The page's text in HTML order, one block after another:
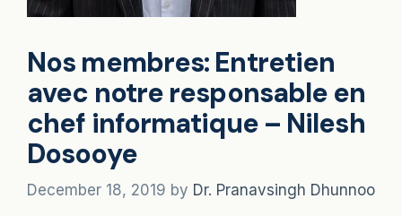
Nos membres: Entretien
avec notre responsable en
chef informatique – Nilesh
Dosooye
December 18, 2019 by Dr. Pranavsingh Dhunnoo